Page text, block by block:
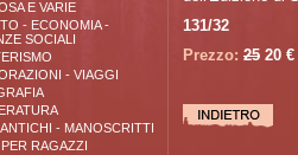
E VARIE
- ECONOMIA -
SOCIALI
- VIAGGI
- MANOSCRITTI
RAGAZZI
131/32
Prezzo: 25 20 €